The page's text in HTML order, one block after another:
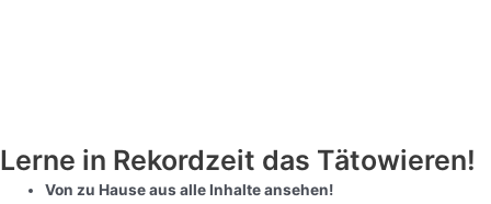
Lerne in Rekordzeit das Tätowieren!
Von zu Hause aus alle Inhalte ansehen!